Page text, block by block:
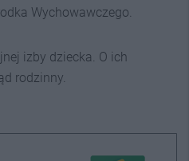
Wychowawczego.
izby dziecka. O ich
rodzinny.